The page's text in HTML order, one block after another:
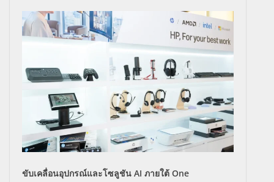
ขับเคลื่อนอุปกรณ์และโซลูชัน AI ภายใต้ One